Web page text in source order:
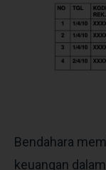
Bendahara
keuangan